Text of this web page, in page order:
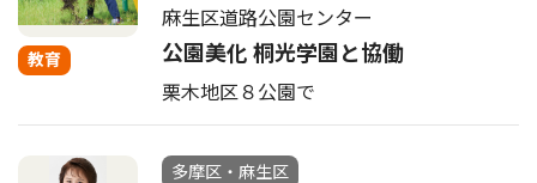
教育
麻生区道路公園センター
公園美化 桐光学園と協働
栗木地区８公園で
多摩区・麻生区